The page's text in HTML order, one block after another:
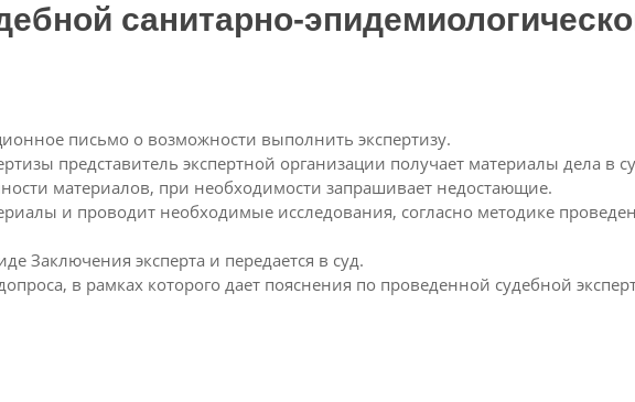
санитарно-
письмо о возможности выполнить экспертизу.
представитель экспертной организации получает материалы дела в
материалов, при необходимости запрашивает недостающие.
и проводит необходимые исследования, согласно методике
Заключения эксперта и передается в суд.
в рамках которого дает пояснения по проведенной судебной